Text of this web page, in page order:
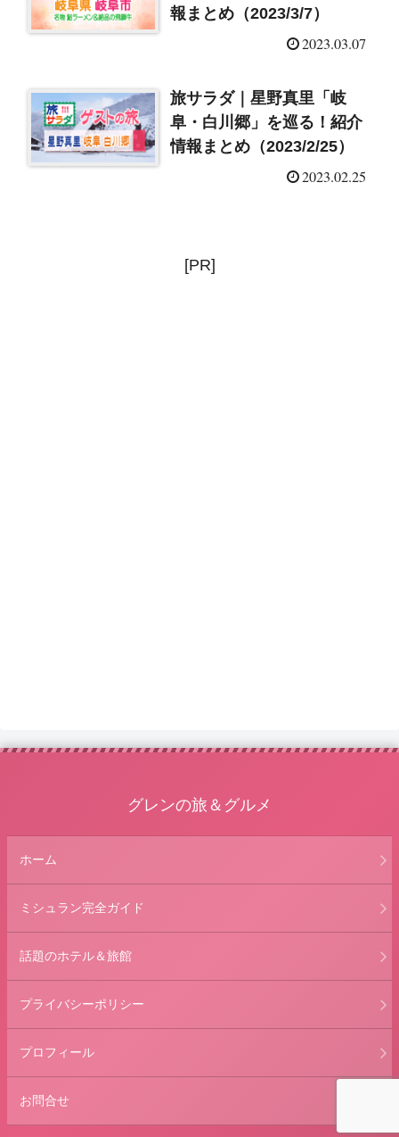
報まとめ（2023/3/7）
2023.03.07
旅サラダ｜星野真里「岐
阜・白川郷」を巡る！紹介
情報まとめ（2023/2/25）
2023.02.25
[PR]
グレンの旅＆グルメ
ホーム
ミシュラン完全ガイド
話題のホテル＆旅館
プライバシーポリシー
プロフィール
お問合せ